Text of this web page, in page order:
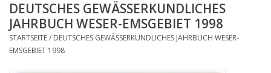
Wasserwirtschaft
Jahresberichte
DEUTSCHES GEWÄSSERKUNDLICHES
JAHRBUCH WESER-EMSGEBIET 1998
STARTSEITE/ DEUTSCHES GEWÄSSERKUNDLICHES JAHRBUCH WESER-
EMSGEBIET 1998